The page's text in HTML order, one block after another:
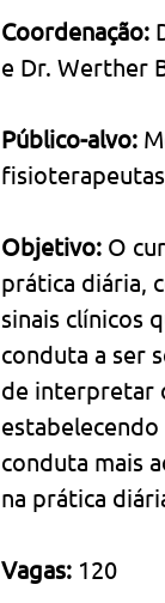
Coordenação:
e Dr. Werther
Público-alvo:
Objetivo: O
prática diária,
sinais clínicos
conduta a ser
de interpretar
conduta mais
na prática
Vagas: 120